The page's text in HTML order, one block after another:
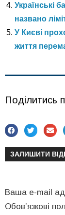
Українські
названо
У Києві
життя
Поділитись
ЗАЛИШИТИ
Ваша e-mail
Обов’язкові